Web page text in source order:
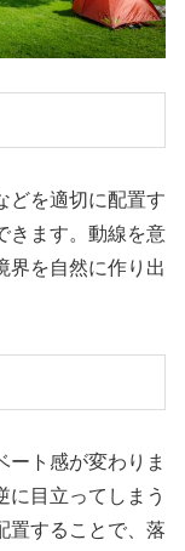
どを適切に配置す
きます。動線を意
界を自然に作り出
ート感が変わりま
に目立ってしまう
置することで、落